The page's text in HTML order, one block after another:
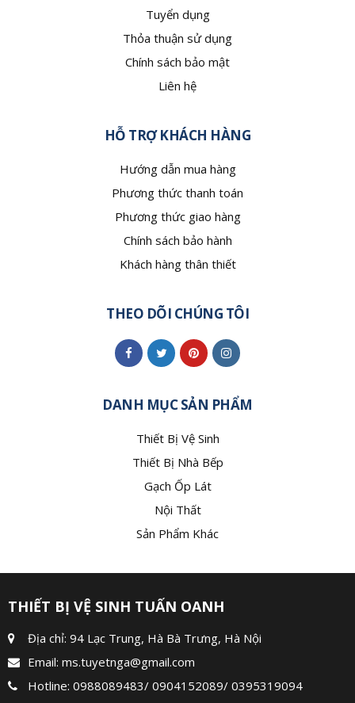
Tuyển dụng
Thỏa thuận sử dụng
Chính sách bảo mật
Liên hệ
HỖ TRỢ KHÁCH HÀNG
Hướng dẫn mua hàng
Phương thức thanh toán
Phương thức giao hàng
Chính sách bảo hành
Khách hàng thân thiết
THEO DÕI CHÚNG TÔI
DANH MỤC SẢN PHẨM
Thiết Bị Vệ Sinh
Thiết Bị Nhà Bếp
Gạch Ốp Lát
Nội Thất
Sản Phẩm Khác
THIẾT BỊ VỆ SINH TUẤN OANH
Địa chỉ: 94 Lạc Trung, Hà Bà Trưng, Hà Nội
Email: ms.tuyetnga@gmail.com
Hotline: 0988089483/ 0904152089/ 0395319094